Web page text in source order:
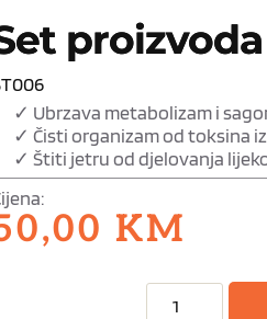
✓ Ubrzava metabolizam i
✓ Čisti organizam od toksina
✓ Štiti jetru od djelovanja
KM